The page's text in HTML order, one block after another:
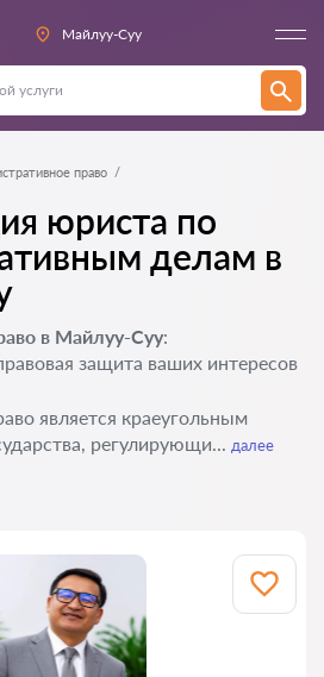
Майлуу-Суу
право
юриста по
делам в
в Майлуу-Суу:
защита ваших интересов
является краеугольным
регулирующи... далее